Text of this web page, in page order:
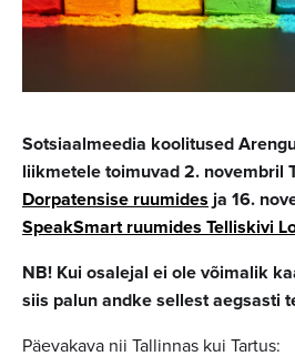
Sotsiaalmeedia koolitused
liikmetele toimuvad 2. novembril
Dorpatensise ruumides ja 16.
SpeakSmart ruumides Telliskivi
NB! Kui osalejal ei ole võimalik
siis palun andke sellest aegsasti
Päevakava nii Tallinnas kui Tartus: